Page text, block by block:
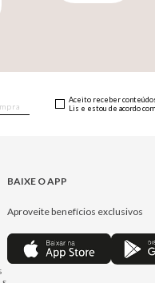
Aceito receber
Lis e estou de acordo
BAIXE O APP
Aproveite benefícios exclusivos